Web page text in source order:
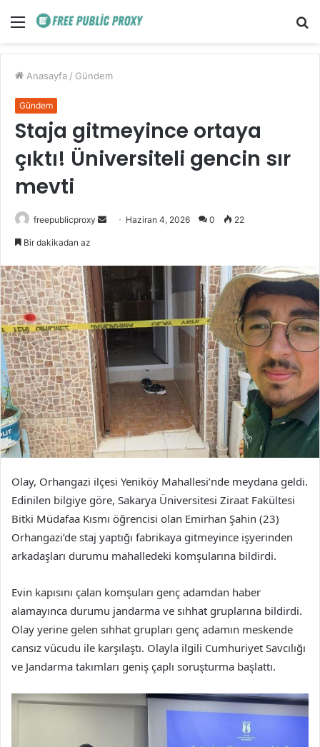
Menü
Anasayfa / Gündem
Gündem
Staja gitmeyince ortaya
çıktı! Üniversiteli gencin sır
mevti
freepublicproxy
Bir
Haziran 4, 2026 0 22
Bir dakikadan az
Olay, Orhangazi ilçesi Yeniköy Mahallesi’nde meydana geldi.
Edinilen bilgiye göre, Sakarya Üniversitesi Ziraat Fakültesi
Bitki Müdafaa Kısmı öğrencisi olan Emirhan Şahin (23)
Orhangazi’de staj yaptığı fabrikaya gitmeyince işyerinden
arkadaşları durumu mahalledeki komşularına bildirdi.
Evin kapısını çalan komşuları genç adamdan haber
alamayınca durumu jandarma ve sıhhat gruplarına bildirdi.
Olay yerine gelen sıhhat grupları genç adamın meskende
cansız vücudu ile karşılaştı. Olayla ilgili Cumhuriyet Savcılığı
ve Jandarma takımları geniş çaplı soruşturma başlattı.